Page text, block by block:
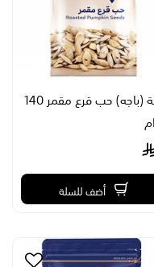
باجة (باجه) حب قرع مقمر 140
أضف للسلة